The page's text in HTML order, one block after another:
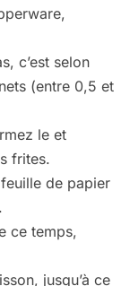
c’est selon
(entre 0,5 et
le et
frites.
de papier
ce temps,
jusqu’à ce